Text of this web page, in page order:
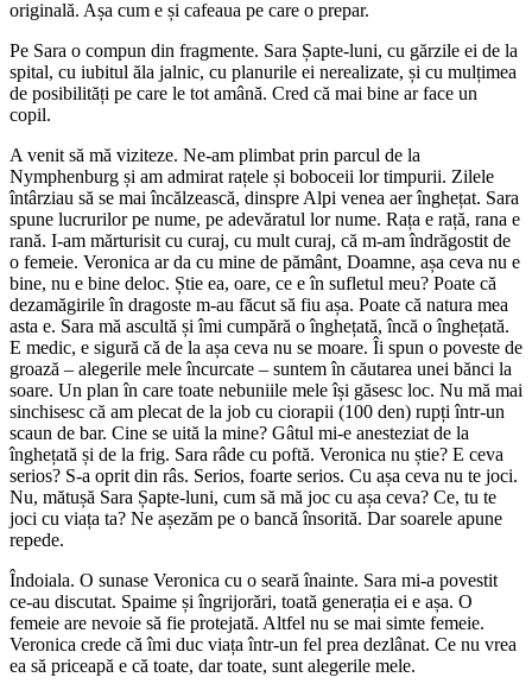
originală. Așa cum e și cafeaua pe care o prepar.
Pe Sara o compun din fragmente. Sara Șapte-luni, cu gărzile ei de la
spital, cu iubitul ăla jalnic, cu planurile ei nerealizate, și cu mulțimea
de posibilități pe care le tot amână. Cred că mai bine ar face un
copil.
A venit să mă viziteze. Ne-am plimbat prin parcul de la
Nymphenburg și am admirat rațele și boboceii lor timpurii. Zilele
întârziau să se mai încălzească, dinspre Alpi venea aer înghețat. Sara
spune lucrurilor pe nume, pe adevăratul lor nume. Rața e rață, rana e
rană. I-am mărturisit cu curaj, cu mult curaj, că m-am îndrăgostit de
o femeie. Veronica ar da cu mine de pământ, Doamne, așa ceva nu e
bine, nu e bine deloc. Știe ea, oare, ce e în sufletul meu? Poate că
dezamăgirile în dragoste m-au făcut să fiu așa. Poate că natura mea
asta e. Sara mă ascultă și îmi cumpără o înghețată, încă o înghețată.
E medic, e sigură că de la așa ceva nu se moare. Îi spun o poveste de
groază – alegerile mele încurcate – suntem în căutarea unei bănci la
soare. Un plan în care toate nebuniile mele își găsesc loc. Nu mă mai
sinchisesc că am plecat de la job cu ciorapii (100 den) rupți într-un
scaun de bar. Cine se uită la mine? Gâtul mi-e anesteziat de la
înghețată și de la frig. Sara râde cu poftă. Veronica nu știe? E ceva
serios? S-a oprit din râs. Serios, foarte serios. Cu așa ceva nu te joci.
Nu, mătușă Sara Șapte-luni, cum să mă joc cu așa ceva? Ce, tu te
joci cu viața ta? Ne așezăm pe o bancă însorită. Dar soarele apune
repede.
Îndoiala. O sunase Veronica cu o seară înainte. Sara mi-a povestit
ce-au discutat. Spaime și îngrijorări, toată generația ei e așa. O
femeie are nevoie să fie protejată. Altfel nu se mai simte femeie.
Veronica crede că îmi duc viața într-un fel prea dezlânat. Ce nu vrea
ea să priceapă e că toate, dar toate, sunt alegerile mele.